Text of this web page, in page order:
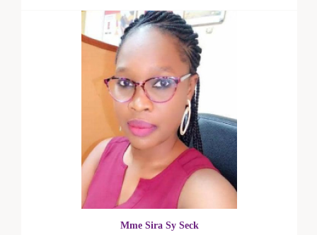
Mme Sira Sy Seck